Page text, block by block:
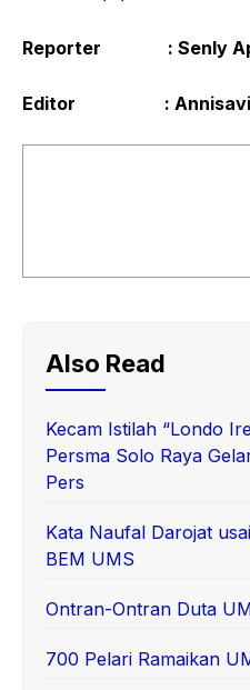
Reporter : Senly
Editor :
Also Read
Kecam Istilah “Londo
Persma Solo Raya
Pers
Kata Naufal Darojat
BEM UMS
Ontran-Ontran Duta
700 Pelari Ramaikan